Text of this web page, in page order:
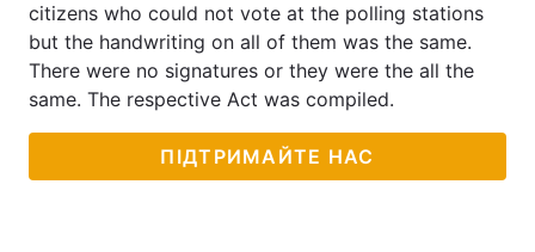
Архів Вакансії
Контакти
citizens who could not vote at the polling stations
but the handwriting on all of them was the same.
There were no signatures or they were the all the
same. The respective Act was compiled.
ПІДТРИМАЙТЕ НАС